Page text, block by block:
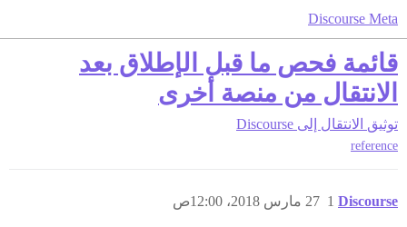
Discourse Meta
قائمة فحص ما قبل الإطلاق بعد
الانتقال من منصة أخرى
توثيق الانتقال إلى Discourse
reference
Discourse 27 مارس 2018، 12:00ص 1